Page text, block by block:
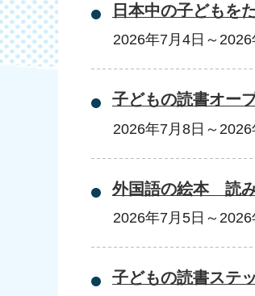
日本中の子どもを
2026年7月4日 ～ 2026
子どもの読書オー
2026年7月8日 ～ 2026
外国語の絵本 読み
2026年7月5日 ～ 2026
子どもの読書ステ